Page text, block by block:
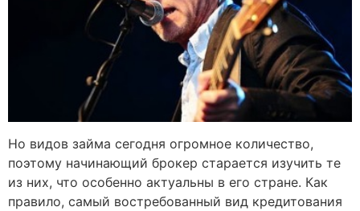
Но видов займа сегодня огромное количество,
поэтому начинающий брокер старается изучить те
из них, что особенно актуальны в его стране. Как
правило, самый востребованный вид кредитования